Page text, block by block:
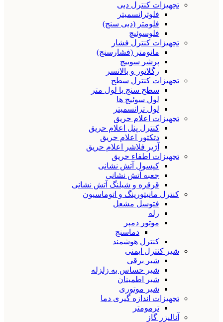
تجهیزات کنترل دبی
فلوترانسمیتر
فلومتر (دبی سنج)
فلوسوئیچ
تجهیزات کنترل فشار
مانومتر (فشارسنج)
پرشر سوییچ
رگلاتور و بالانسر
تجهیزات کنترل سطح
سطح سنج یا لول متر
لول سوئیچ ها
لول ترانسمیتر
تجهیزات اعلام حریق
کنترل پنل اعلام حریق
دتکتور اعلام حریق
آژیر فلاشر اعلام حریق
تجهیزات اطفاء حریق
کپسول آتش نشانی
جعبه آتش نشانی
قرقره و شیلنگ آتش نشانی
کنترل مانیتورینگ و اتوماسیون
فتوسل مشعل
رله
موتور دمپر
دماسنج
کنترل هوشمند
شیر کنترل ایمنی
شیر برقی
شیر حساس به زلزله
شیر اطمینان
شیر موتوری
تجهیزات اندازه گیری دما
ترمومتر
آنالیزر گاز